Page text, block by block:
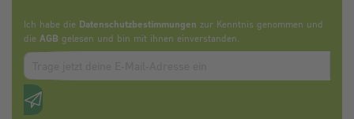
Ich habe die Datenschutzbestimmungen zur Kenntnis genommen und
die AGB gelesen und bin mit ihnen einverstanden.
Zum abbonieren des Newsletters, bitte E-Mail Adresse